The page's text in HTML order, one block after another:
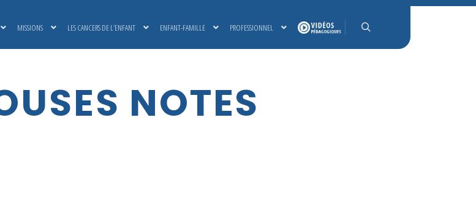
MISSIONS LES CANCERS DE L’ENFANT ENFANT-FAMILLE PROFESSIONNEL
Rechercher
NOTES